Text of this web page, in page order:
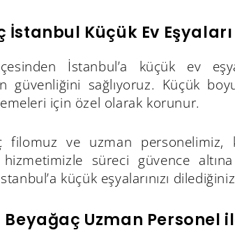
İstanbul Küçük Ev Eşyaları
İstanbul’a küçük ev
güvenliğini sağlıyoruz. Küçük
için özel olarak korunur.
filomuz ve uzman personelimiz,
hizmetimizle süreci güvence
küçük eşyalarınızı
Uzman Personel